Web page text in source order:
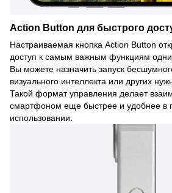
Action Button для быстрого
Настраиваемая кнопка Action Button
доступ к самым важным функциям
Вы можете назначить запуск
визуального интеллекта или других
Такой формат управления делает
смартфоном еще быстрее и удобнее в
использовании.